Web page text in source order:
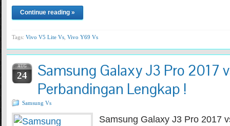
Continue reading »
Tags: Vivo V5 Lite Vs, Vivo Y69 Vs
AUG
24
Samsung Galaxy J3 Pro 2017
Perbandingan Lengkap !
Samsung Vs
Samsung Galaxy J3 Pro 2017